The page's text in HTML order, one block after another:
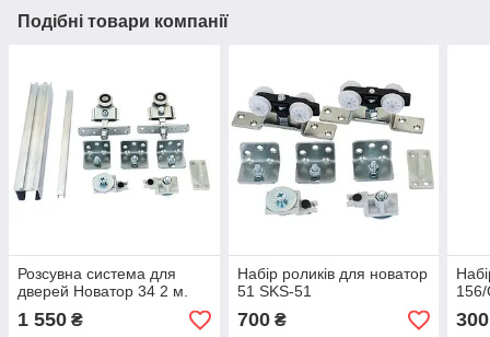
Подібні товари компанії
Розсувна система для
дверей Новатор 34 2 м.
1 550 ₴
Набір роликів для новатор
51 SKS-51
700₴ 300